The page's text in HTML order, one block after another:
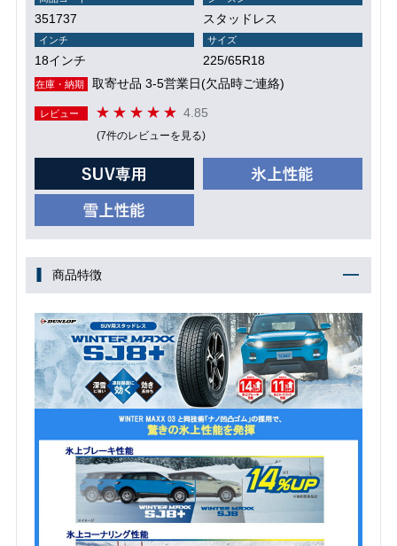
351737 スタッドレス
インチ
18インチ
サイズ
225/65R18
在庫・納期 取寄せ品 3-5営業日(欠品時ご連絡)
レビュー 4.85
(7件のレビューを見る)
商品特徴